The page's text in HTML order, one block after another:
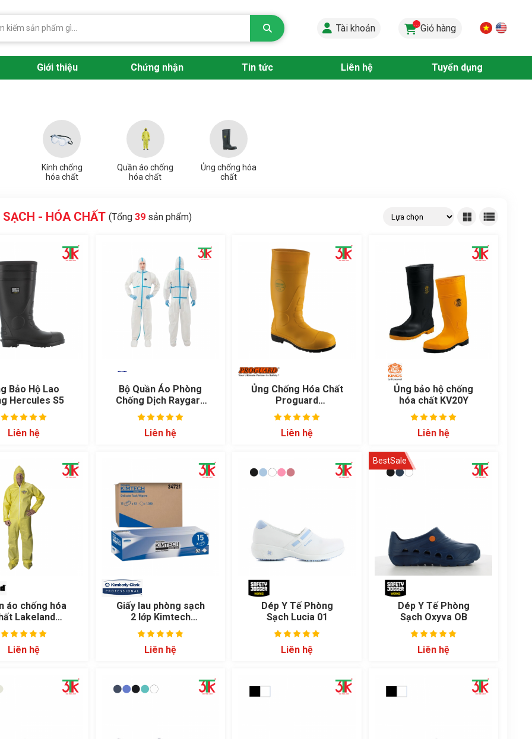
Tài khoản ...Giỏ hàng
Giới thiệu Chứng nhận Tin tức Liên hệ Tuyển dụng
Kính chống
hóa chất
Quần áo chống
hóa chất
Ủng chống hóa
chất
SẠCH - HÓA CHẤT (Tổng 39 sản phẩm)
Bảo Hộ Lao
Hercules S5
Liên hệ
Bộ Quần Áo Phòng
Chống Dịch Raygard
Super 30223
Liên hệ
Ủng Chống Hóa Chất
Proguard
R219YMSTC
Liên hệ
Ủng bảo hộ chống
hóa chất KV20Y
Liên hệ
áo chống hóa
Lakeland
1
Liên hệ
Giấy lau phòng sạch
2 lớp Kimtech
Kimwipes 34721
Liên hệ
Dép Y Tế Phòng
Sạch Lucia 01
Liên hệ
BestSale
Dép Y Tế Phòng
Sạch Oxyva OB
Liên hệ